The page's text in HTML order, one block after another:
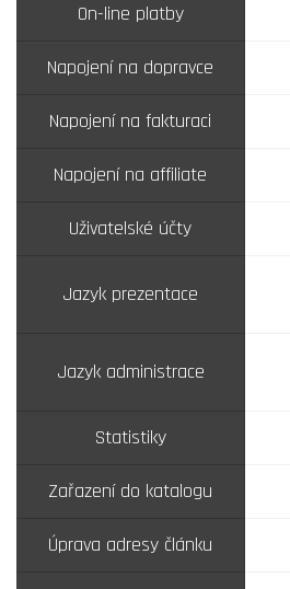
On-line platby
Napojení na dopravce
Napojení na fakturaci
Napojení na affiliate
Uživatelské účty
Jazyk prezentace
Jazyk administrace
Statistiky
Zařazení do katalogu
Úprava adresy článku